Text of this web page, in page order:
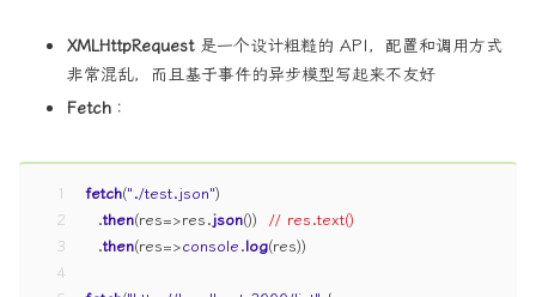
XMLHttpRequest是一个设计粗糙的 API，配置和调用方式
非常混乱，而且基于事件的异步模型写起来不友好
Fetch ：
1
2
3
4
fetch("./test.json")
  .
then(res=>res.json()) // res.text()
  .
then(res=>console.log(res))